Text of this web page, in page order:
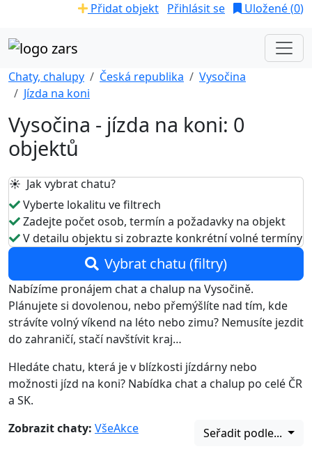
Přidat objekt Přihlásit se Uložené (0)
Chaty, chalupy Česká republika
Vysočina
Jízda na koni
Vysočina - jízda na koni: 0
objektů
☀️ Jak vybrat chatu?
Vyberte lokalitu ve filtrech
Zadejte počet osob, termín a požadavky na objekt
V detailu objektu si zobrazte konkrétní volné termíny
Vybrat chatu (filtry)
Nabízíme pronájem chat a chalup na Vysočině.
Plánujete si dovolenou, nebo přemýšlíte nad tím, kde
strávíte volný víkend na léto nebo zimu? Nemusíte jezdit
do zahraničí, stačí navštívit kraj…
Hledáte chatu, která je v blízkosti jízdárny nebo
možnosti jízd na koni? Nabídka chat a chalup po celé ČR
a SK.
Zobrazit chaty: VšeAkce Seřadit podle...